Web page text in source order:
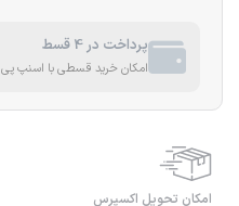
پرداخت در 4 قسط
امکان خرید قسطی با اسنپ پی
امکان تحویل اکسپرس